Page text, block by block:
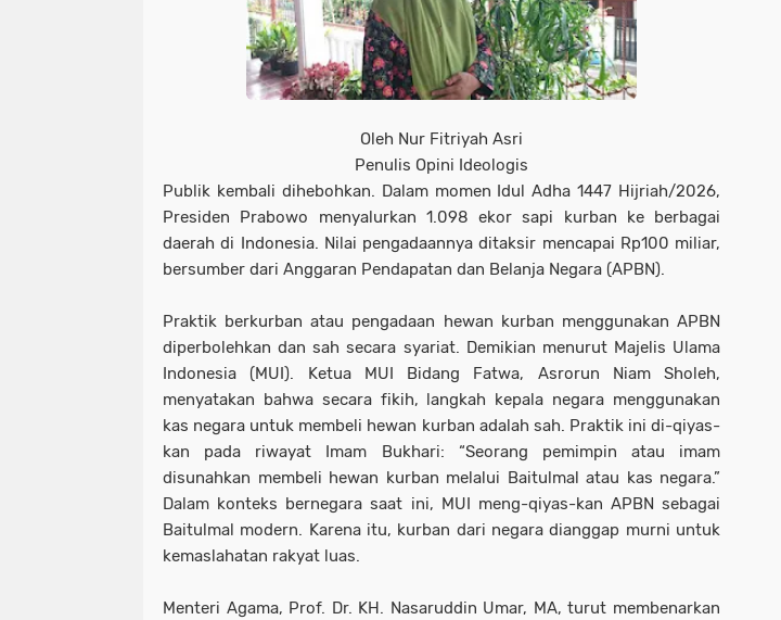
Oleh Nur Fitriyah Asri
Penulis Opini Ideologis
Publik kembali dihebohkan. Dalam momen Idul Adha 1447 Hijriah/2026,
Presiden Prabowo menyalurkan 1.098 ekor sapi kurban ke berbagai
daerah di Indonesia. Nilai pengadaannya ditaksir mencapai Rp100 miliar,
bersumber dari Anggaran Pendapatan dan Belanja Negara (APBN).
Praktik berkurban atau pengadaan hewan kurban menggunakan APBN
diperbolehkan dan sah secara syariat. Demikian menurut Majelis Ulama
Indonesia (MUI). Ketua MUI Bidang Fatwa, Asrorun Niam Sholeh,
menyatakan bahwa secara fikih, langkah kepala negara menggunakan
kas negara untuk membeli hewan kurban adalah sah. Praktik ini di-qiyas-
kan pada riwayat Imam Bukhari: “Seorang pemimpin atau imam
disunahkan membeli hewan kurban melalui Baitulmal atau kas negara.”
Dalam konteks bernegara saat ini, MUI meng-qiyas-kan APBN sebagai
Baitulmal modern. Karena itu, kurban dari negara dianggap murni untuk
kemaslahatan rakyat luas.
Menteri Agama, Prof. Dr. KH. Nasaruddin Umar, MA, turut membenarkan